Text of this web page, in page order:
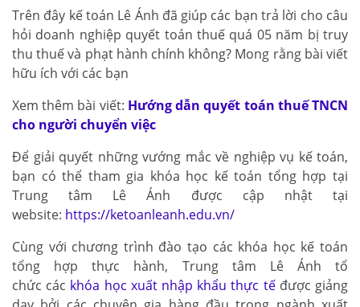
Trên đây kế toán Lê Ánh đã giúp các bạn trả lời cho câu
hỏi doanh nghiệp quyết toán thuế quá 05 năm bị truy
thu thuế và phạt hành chính không? Mong rằng bài viết
hữu ích với các bạn
Xem thêm bài viết: Hướng dẫn quyết toán thuế TNCN
cho người chuyển việc
Để giải quyết những vướng mắc về nghiệp vụ kế toán,
bạn có thể tham gia khóa học kế toán tổng hợp tại
Trung tâm Lê Ánh được cập nhật tại
website: https://ketoanleanh.edu.vn/
Cùng với chương trình đào tạo các khóa học kế toán
tổng hợp thực hành, Trung tâm Lê Ánh tổ
chức các khóa học xuất nhập khẩu thực tếđược giảng